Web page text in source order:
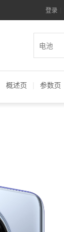
登录
概述页 参数页